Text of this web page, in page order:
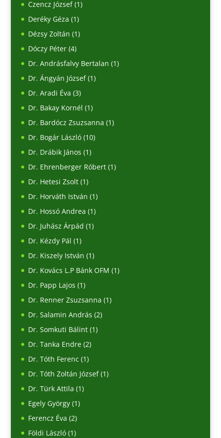
Czencz József(1)
Deréky Géza (1)
Dézsy Zoltán (1)
Dóczy Péter(4)
Dr. Andrásfalvy Bertalan (1)
Dr. Ángyán József(1)
Dr. Aradi Éva (3)
Dr. Bakay Kornél (1)
Dr. Bardócz Zsuzsanna (1)
Dr. Bogár László(10)
Dr. Drábik János (1)
Dr. Ehrenberger Róbert(1)
Dr. Hetesi Zsolt(1)
Dr. Horváth István (1)
Dr. Hossó Andrea (1)
Dr. Juhász Árpád (1)
Dr. Kézdy Pál (1)
Dr. Kiszely István (1)
Dr. Kovács L.P Bánk OFM (1)
Dr. Papp Lajos (1)
Dr. Renner Zsuzsanna (1)
Dr. Salamin András (2)
Dr. Somkuti Bálint(1)
Dr. Tanka Endre(2)
Dr. Tóth Ferenc (1)
Dr. Tóth Zoltán József(1)
Dr. Türk Attila (1)
Egely György(1)
Ferencz Éva (2)
Földi László(1)